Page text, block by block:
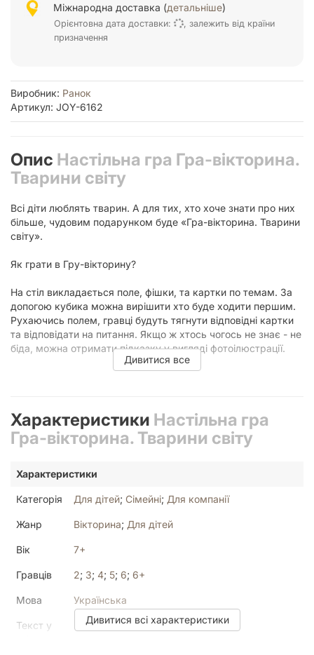
Міжнародна доставка (детальніше)
Орієнтовна дата доставки:
, залежить від країни
призначення
Виробник: Ранок
Артикул: JOY-6162
Опис Настільна гра Гра-вікторина.
Тварини світу
Всі діти люблять тварин. А для тих, хто хоче знати про них
більше, чудовим подарунком буде «Гра-вікторина. Тварини
світу».
Як грати в Гру-вікторину?
На стіл викладається поле, фішки, та картки по темам. За
допогою кубика можна вирішити хто буде ходити першим.
Рухаючись полем, гравці будуть тягнути відповідні картки
та відповідати на питання. Якщо ж хтось чогось не знає - не
біда, можна отримати підказку у вигляді фотоілюстрації.
Якщо правильної відповіді немає - хід переходить до
наступного гравця.
Що цікавого пропонує гра?
За правилами один гравець стає ведучим, він матиме
гри є колесо фортуни, за допомогою якого буде обиратися
тема для запитання.
Дивитися все
Характеристики Настільна гра
Гра-вікторина. Тварини світу
Характеристики
Категорія Для дітей; Сімейні; Для компанії
Жанр Вікторина; Для дітей
Вік 7+
Гравців 2; 3; 4; 5; 6; 6+
Мова Українська
Текст у
Багато
Дивитися всі характеристики